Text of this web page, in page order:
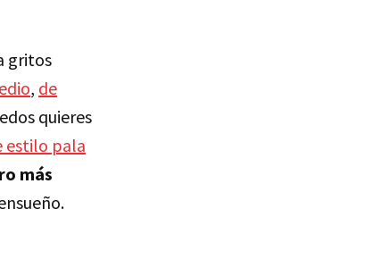
gritos
, de
quieres
estilo pala
más